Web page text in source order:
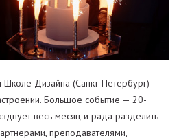
Дизайна (Санкт-Петербург)
Большое событие — 20-
весь месяц и рада разделить
преподавателями,